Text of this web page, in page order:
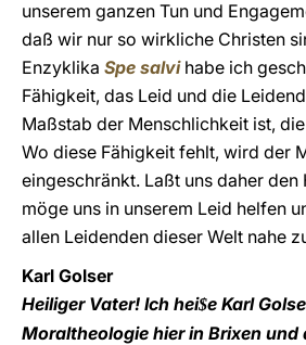
unserem ganzen Tun und
daß wir nur so wirkliche Christen
Enzyklika Spe salvihabe ich
Fähigkeit, das Leid und die
Maßstab der Menschlichkeit ist,
Wo diese Fähigkeit fehlt, wird der
eingeschränkt. Laßt uns daher den
möge uns in unserem Leid helfen
allen Leidenden dieser Welt nahe
Karl Golser
Heiliger Vater! Ich hei$e Karl
Moraltheologie hier in Brixen und